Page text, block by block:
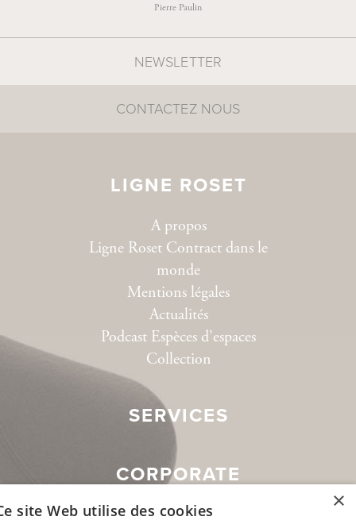
Pierre Paulin
LIGNE ROSET
A propos
Ligne Roset Contract dans le
monde
Mentions légales
Actualités
Podcast Espèces d’espaces
Collection
SERVICES
CORPORATE
NEWSLETTER
CONTACTEZ NOUS
×
site Web utilise des cookies